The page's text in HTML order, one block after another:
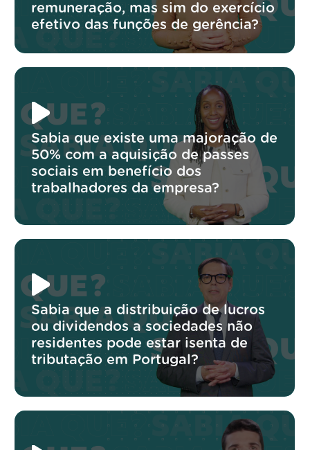
remuneração, mas sim do exercício
efetivo das funções de gerência?
Sabia que existe uma majoração de
50% com a aquisição de passes
sociais em benefício dos
trabalhadores da empresa?
Sabia que a distribuição de lucros
ou dividendos a sociedades não
residentes pode estar isenta de
tributação em Portugal?